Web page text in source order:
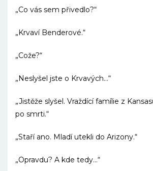
„Co vás sem přivedlo?“
„Krvaví Benderové.“
„Cože?“
„Neslyšel jste o Krvavých…“
„Jistěže slyšel. Vraždící famílie z
po smrti.“
„Staří ano. Mladí utekli do Arizony.“
„Opravdu? A kde tedy…“